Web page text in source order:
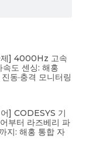
제] 4000Hz 고속
도 센싱: 해홍
동·충격 모니터링
] CODESYS 기
부터 라즈베리 파
지: 해홍 통합 자